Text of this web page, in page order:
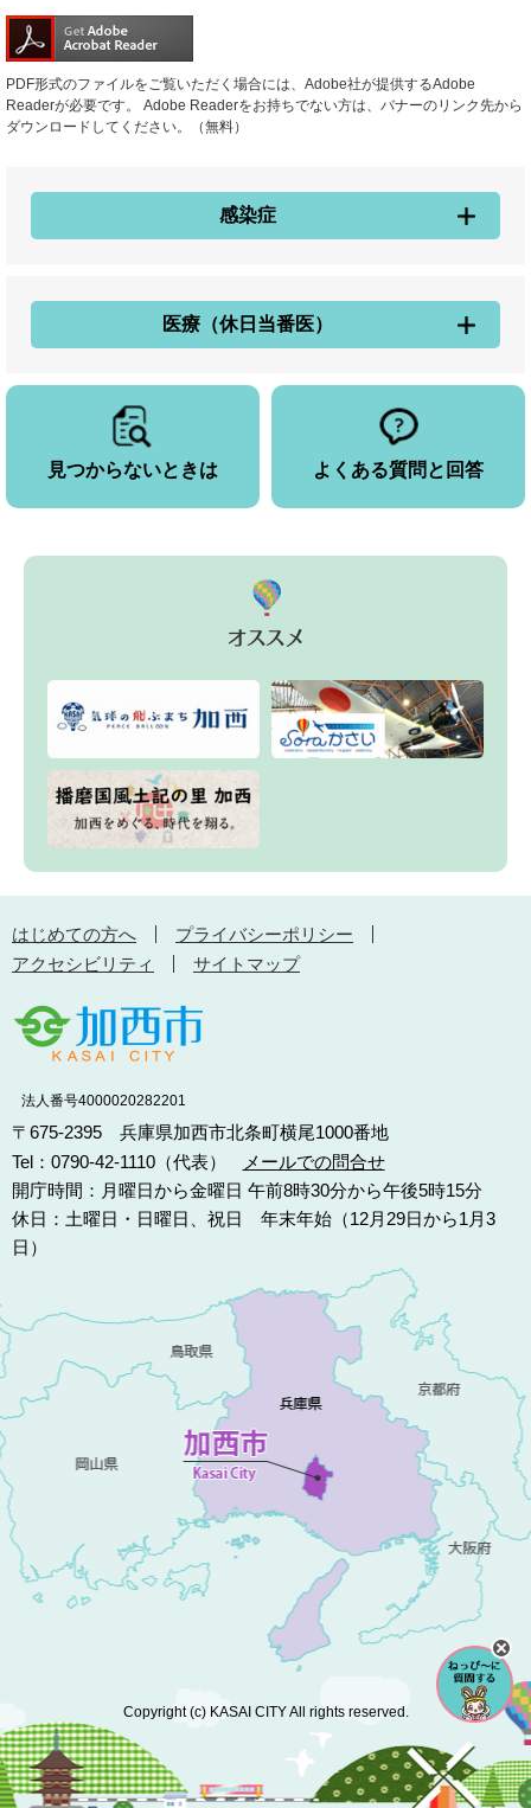
PDF形式のファイルをご覧いただく場合には、Adobe社が提供するAdobe
Readerが必要です。
Adobe Readerをお持ちでない方は、バナーのリンク先から
ダウンロードしてください。（無料）
感染症
医療（休日当番医）
見つからないときは よくある質問と回答
はじめての方へ
プライバシーポリシー
アクセシビリティ
サイトマップ
法人番号4000020282201
〒675-2395 兵庫県加西市北条町横尾1000番地
Tel：0790-42-1110（代表）
メールでの問合せ
開庁時間：月曜日から金曜日 午前8時30分から午後5時15分
休日：土曜日・日曜日、祝日 年末年始（12月29日から1月3
日）
Copyright (c) KASAI CITY All rights reserved.